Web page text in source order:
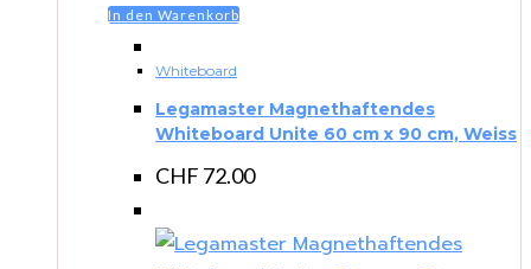
In den Warenkorb
Whiteboard
Legamaster Magnethaftendes
Whiteboard Unite 60 cm x 90 cm, Weiss
CHF 72.00